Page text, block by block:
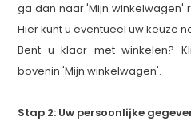
ga dan naar 'Mijn winkelwagen'
Hier kunt u eventueel uw keuze
Bent u klaar met winkelen?
bovenin 'Mijn winkelwagen'.
Stap 2: Uw persoonlijke